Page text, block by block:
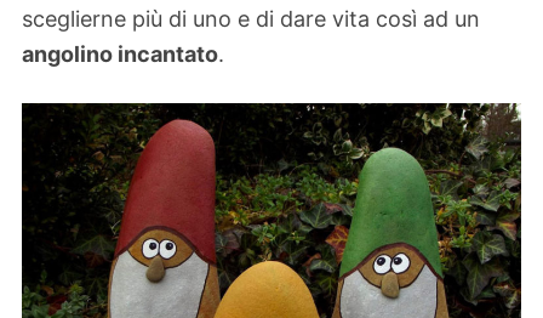
sceglierne più di uno e di dare vita così ad un
angolino incantato.